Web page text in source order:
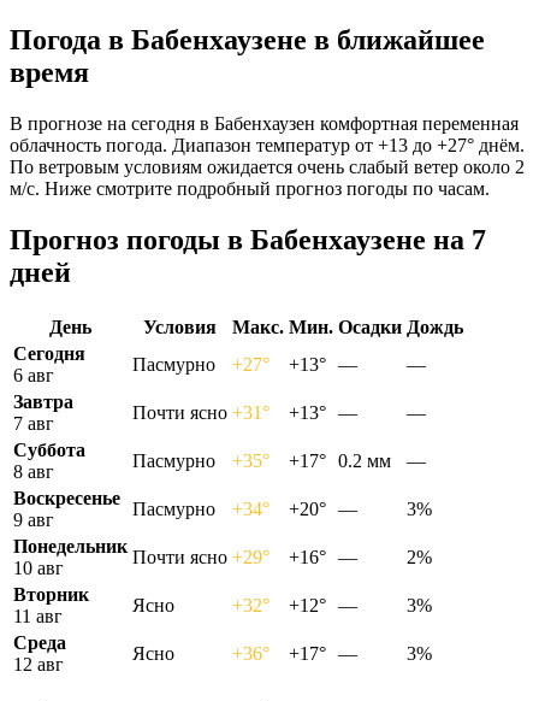
Погода в Бабенхаузене в ближайшее
время
В прогнозе на сегодня в Бабенхаузен комфортная переменная
облачность погода. Диапазон температур от +13 до +27° днём.
По ветровым условиям ожидается очень слабый ветер около 2
м/с. Ниже смотрите подробный прогноз погоды по часам.
Прогноз погоды в Бабенхаузене на 7
дней
День Условия Макс. Мин. Осадки Дождь
Сегодня
6 авг
Пасмурно +27° +13° —
—
Завтра
7 авг
Почти ясно +31° +13° —
—
Суббота
8 авг
Пасмурно +35° +17° 0.2 мм
—
Воскресенье
9 авг
Пасмурно +34° +20° —
3%
Понедельник
10 авг
Почти ясно +29° +16° —
2%
Вторник
11 авг
Ясно +32° +12° —
3%
Среда
12 авг
Ясно +36° +17° — 3%